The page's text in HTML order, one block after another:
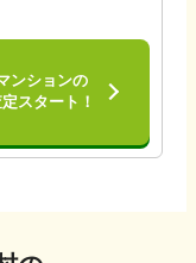
ンションの
スタート！